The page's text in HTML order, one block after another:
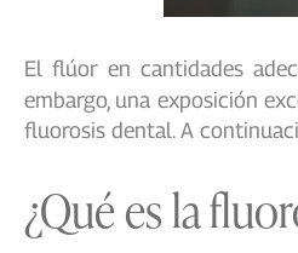
El flúor en cantidades
embargo, una exposición
fluorosis dental. A
¿Qué es la